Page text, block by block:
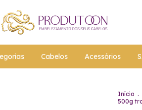
Cabelos Acessórios
Início .
500g